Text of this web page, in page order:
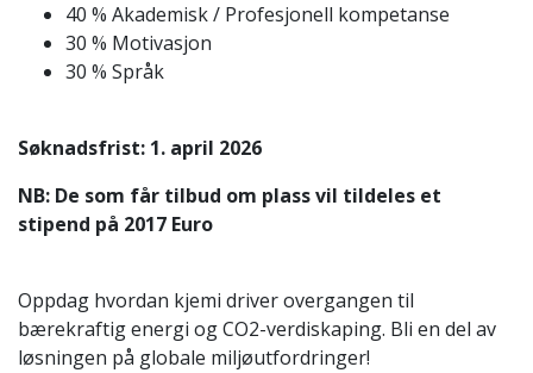
40 % Akademisk / Profesjonell kompetanse
30 % Motivasjon
30 % Språk
Søknadsfrist: 1. april 2026
NB: De som får tilbud om plass vil tildeles et
stipend på 2017 Euro
Oppdag hvordan kjemi driver overgangen til
bærekraftig energi og CO2-verdiskaping. Bli en del av
løsningen på globale miljøutfordringer!